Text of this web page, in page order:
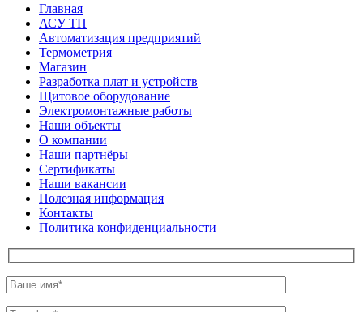
Главная
АСУ ТП
Автоматизация предприятий
Термометрия
Магазин
Разработка плат и устройств
Щитовое оборудование
Электромонтажные работы
Наши объекты
О компании
Наши партнёры
Сертификаты
Наши вакансии
Полезная информация
Контакты
Политика конфиденциальности